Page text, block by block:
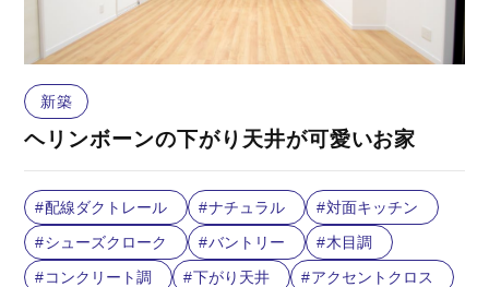
新築
ヘリンボーンの下がり天井が可愛いお家
配線ダクトレール ナチュラル
対面キッチン
シューズクローク
バントリー
木目調
コンクリート調
下がり天井
アクセントクロス